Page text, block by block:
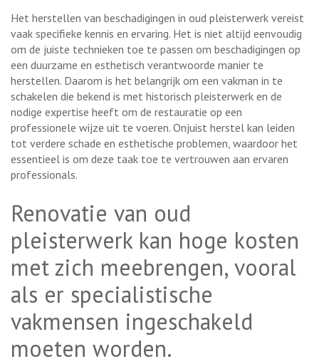
Het herstellen van beschadigingen in oud pleisterwerk vereist
vaak specifieke kennis en ervaring. Het is niet altijd eenvoudig
om de juiste technieken toe te passen om beschadigingen op
een duurzame en esthetisch verantwoorde manier te
herstellen. Daarom is het belangrijk om een vakman in te
schakelen die bekend is met historisch pleisterwerk en de
nodige expertise heeft om de restauratie op een
professionele wijze uit te voeren. Onjuist herstel kan leiden
tot verdere schade en esthetische problemen, waardoor het
essentieel is om deze taak toe te vertrouwen aan ervaren
professionals.
Renovatie van oud
pleisterwerk kan hoge kosten
met zich meebrengen, vooral
als er specialistische
vakmensen ingeschakeld
moeten worden.